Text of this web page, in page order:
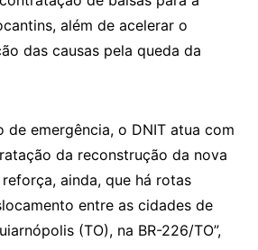
além de acelerar o
das causas pela queda da
de emergência, o DNIT atua com
da reconstrução da nova
ainda, que há rotas
entre as cidades de
(TO), na BR-226/TO”,